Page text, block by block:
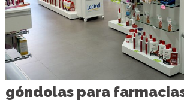
góndolas para